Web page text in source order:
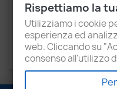
Attachments
Audi VW Porsche 2.7-
Rispettiamo la
Utilizziamo i cookie
esperienza ed
web. Cliccando su
consenso all'utilizzo